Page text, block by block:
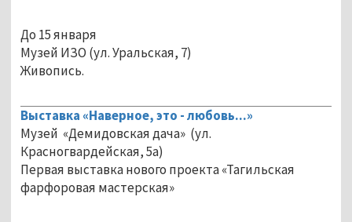
До 15 января
Музей ИЗО (ул. Уральская, 7)
Живопись.
Выставка «Наверное, это - любовь...»
Музей «Демидовская дача» (ул.
Красногвардейская, 5а)
Первая выставка нового проекта «Тагильская
фарфоровая мастерская»